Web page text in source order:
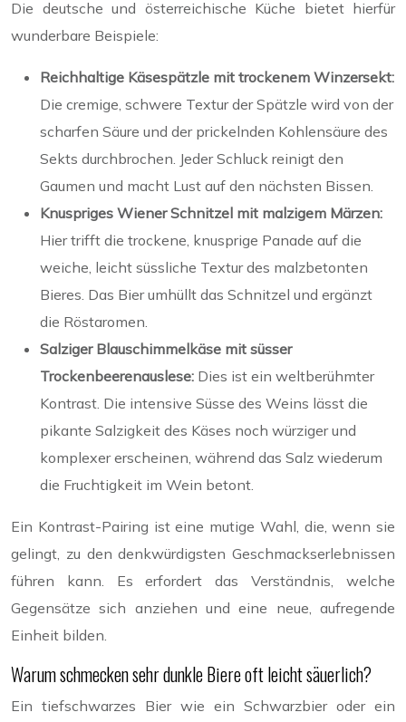
Die deutsche und österreichische Küche bietet hierfür
wunderbare Beispiele:
Reichhaltige Käsespätzle mit trockenem Winzersekt:
Die cremige, schwere Textur der Spätzle wird von der
scharfen Säure und der prickelnden Kohlensäure des
Sekts durchbrochen. Jeder Schluck reinigt den
Gaumen und macht Lust auf den nächsten Bissen.
Knuspriges Wiener Schnitzel mit malzigem Märzen:
Hier trifft die trockene, knusprige Panade auf die
weiche, leicht süssliche Textur des malzbetonten
Bieres. Das Bier umhüllt das Schnitzel und ergänzt
die Röstaromen.
Salziger Blauschimmelkäse mit süsser
Trockenbeerenauslese: Dies ist ein weltberühmter
Kontrast. Die intensive Süsse des Weins lässt die
pikante Salzigkeit des Käses noch würziger und
komplexer erscheinen, während das Salz wiederum
die Fruchtigkeit im Wein betont.
Ein Kontrast-Pairing ist eine mutige Wahl, die, wenn sie
gelingt, zu den denkwürdigsten Geschmackserlebnissen
führen kann. Es erfordert das Verständnis, welche
Gegensätze sich anziehen und eine neue, aufregende
Einheit bilden.
Warum schmecken sehr dunkle Biere oft leicht säuerlich?
Ein tiefschwarzes Bier wie ein Schwarzbier oder ein